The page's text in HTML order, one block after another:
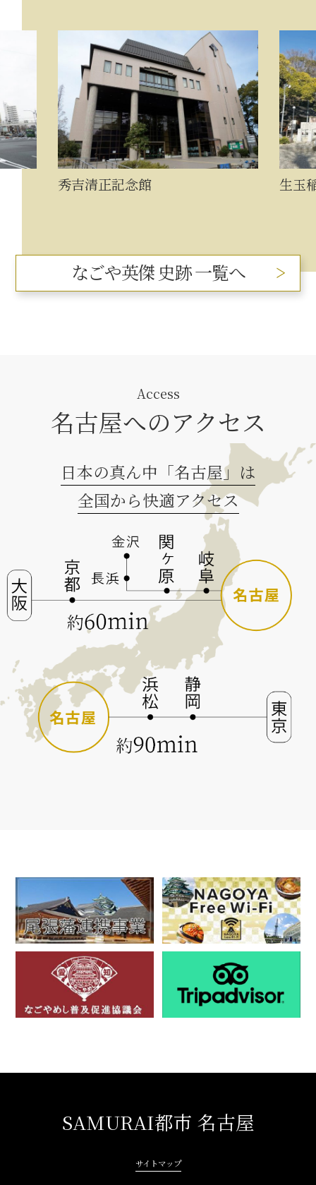
秀吉清正記念館 生玉
なごや英傑 史跡 一覧へ
Access
名古屋へのアクセス
日本の真ん中「名古屋」は
全国から快適アクセス
SAMURAI都市 名古屋
サイトマップ